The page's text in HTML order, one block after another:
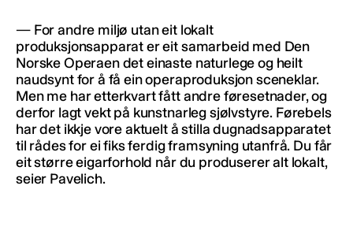
— For andre miljø utan eit lokalt
produksjonsapparat er eit samarbeid med Den
Norske Operaen det einaste naturlege og heilt
naudsynt for å få ein operaproduksjon sceneklar.
Men me har etterkvart fått andre føresetnader, og
derfor lagt vekt på kunstnarleg sjølvstyre. Førebels
har det ikkje vore aktuelt å stilla dugnadsapparatet
til rådes for ei fiks ferdig framsyning utanfrå. Du får
eit større eigarforhold når du produserer alt lokalt,
seier Pavelich.